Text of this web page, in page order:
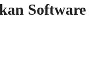
Software